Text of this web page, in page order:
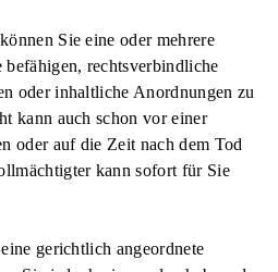
können Sie eine oder mehrere
rechtsverbindliche
oder inhaltliche Anordnungen zu
kann auch schon vor einer
oder auf die Zeit nach dem Tod
kann sofort für Sie
gerichtlich angeordnete